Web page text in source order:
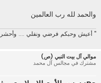
والحمد لله رب العالمين
" أعيش وحبكم فرضي ونفلي .... وأحشر
موالي آل بيت النبي (ص)
مشترك في مجالس آل محمد